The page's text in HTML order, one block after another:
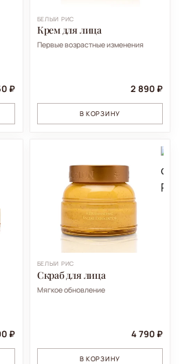
₽
БЕЛЫЙ РИС
Крем для лица
Первые возрастные изменения
2 890 ₽
В КОРЗИНУ
₽
БЕЛЫЙ РИС
Скраб для лица
Мягкое обновление
4 790 ₽
В КОРЗИНУ